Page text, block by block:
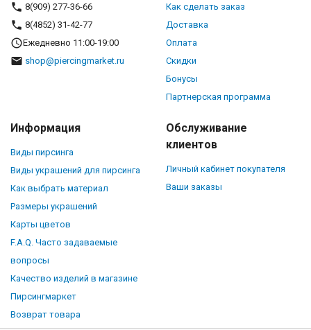
8(909) 277-36-66
8(4852) 31-42-77
Ежедневно 11:00-19:00
shop@piercingmarket.ru
Как сделать заказ
Доставка
Оплата
Скидки
Бонусы
Партнерская программа
Информация
Виды пирсинга
Виды украшений для пирсинга
Как выбрать материал
Размеры украшений
Карты цветов
F.A.Q. Часто задаваемые
вопросы
Качество изделий в магазине
Пирсингмаркет
Возврат товара
Обслуживание
клиентов
Личный кабинет покупателя
Ваши заказы